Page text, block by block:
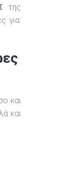
της
για:
και
και